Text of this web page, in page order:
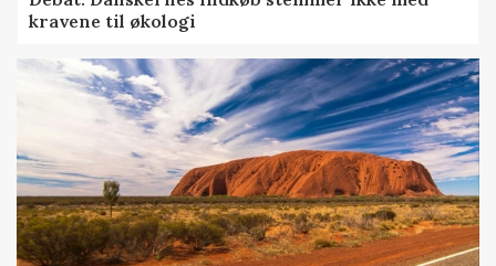
kravene til økologi